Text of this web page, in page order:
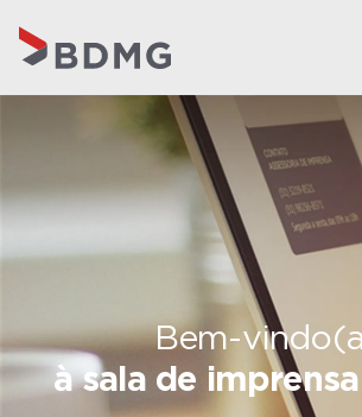
Bem-
à sala de imprensa